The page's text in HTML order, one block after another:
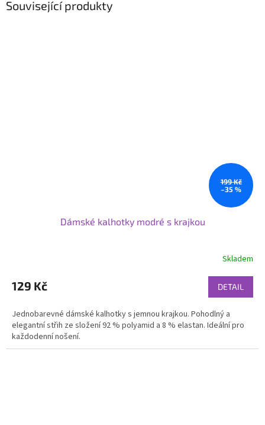
Související produkty
199 Kč
–35 %
Dámské kalhotky modré s krajkou
Skladem
129 Kč DETAIL
Jednobarevné dámské kalhotky s jemnou krajkou. Pohodlný a
elegantní střih ze složení 92 % polyamid a 8 % elastan. Ideální pro
každodenní nošení.